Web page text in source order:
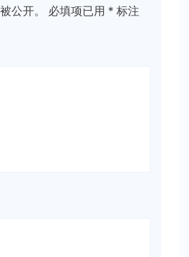
公开。 必填项已用 * 标注